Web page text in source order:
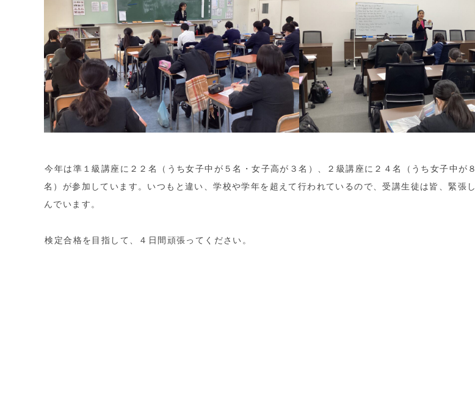
今年は準１級講座に２２名（うち女子中が５名・女子高が３名）、２級講座に２４名（うち女子中が
名）が参加しています。いつもと違い、学校や学年を超えて行われているので、受講生徒は皆、緊張
んでいます。
検定合格を目指して、４日間頑張ってください。